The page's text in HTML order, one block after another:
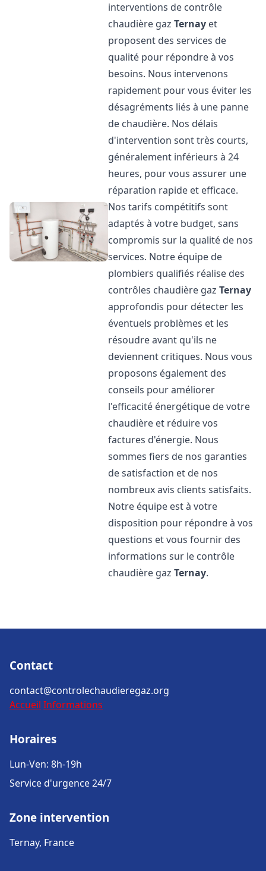
interventions de contrôle
chaudière gazTernay et
proposent des services de
qualité pour répondre à vos
besoins. Nous intervenons
rapidement pour vous éviter les
désagréments liés à une panne
de chaudière. Nos délais
d'intervention sont très courts,
généralement inférieurs à 24
heures, pour vous assurer une
réparation rapide et efficace.
Nos tarifs compétitifs sont
adaptés à votre budget, sans
compromis sur la qualité de nos
services. Notre équipe de
plombiers qualifiés réalise des
contrôles chaudière gazTernay
approfondis pour détecter les
éventuels problèmes et les
résoudre avant qu'ils ne
deviennent critiques. Nous vous
proposons également des
conseils pour améliorer
l'efficacité énergétique de votre
chaudière et réduire vos
factures d'énergie. Nous
sommes fiers de nos garanties
de satisfaction et de nos
nombreux avis clients satisfaits.
Notre équipe est à votre
disposition pour répondre à vos
questions et vous fournir des
informations sur le contrôle
chaudière gazTernay.
Contact
contact@controlechaudieregaz.org
Accueil Informations
Horaires
Lun-Ven: 8h-19h
Service d'urgence 24/7
Zone intervention
Ternay, France